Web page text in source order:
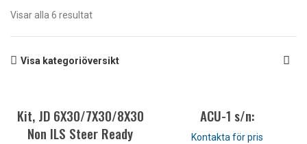
Visar alla 6 resultat
Visa kategoriöversikt
Kit, JD 6X30/7X30/8X30
Non ILS Steer Ready
ACU-1 s/n: